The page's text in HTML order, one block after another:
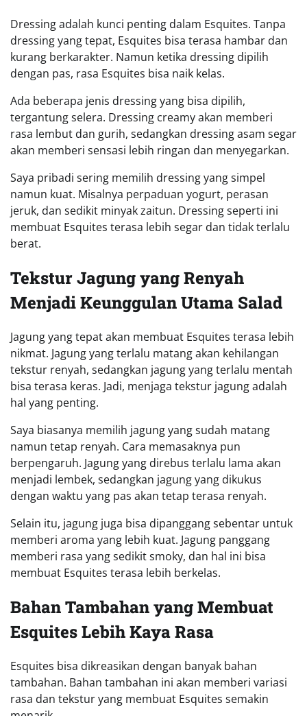
Dressing adalah kunci penting dalam Esquites. Tanpa
dressing yang tepat, Esquites bisa terasa hambar dan
kurang berkarakter. Namun ketika dressing dipilih
dengan pas, rasa Esquites bisa naik kelas.
Ada beberapa jenis dressing yang bisa dipilih,
tergantung selera. Dressing creamy akan memberi
rasa lembut dan gurih, sedangkan dressing asam segar
akan memberi sensasi lebih ringan dan menyegarkan.
Saya pribadi sering memilih dressing yang simpel
namun kuat. Misalnya perpaduan yogurt, perasan
jeruk, dan sedikit minyak zaitun. Dressing seperti ini
membuat Esquites terasa lebih segar dan tidak terlalu
berat.
Tekstur Jagung yang Renyah
Menjadi Keunggulan Utama Salad
Jagung yang tepat akan membuat Esquites terasa lebih
nikmat. Jagung yang terlalu matang akan kehilangan
tekstur renyah, sedangkan jagung yang terlalu mentah
bisa terasa keras. Jadi, menjaga tekstur jagung adalah
hal yang penting.
Saya biasanya memilih jagung yang sudah matang
namun tetap renyah. Cara memasaknya pun
berpengaruh. Jagung yang direbus terlalu lama akan
menjadi lembek, sedangkan jagung yang dikukus
dengan waktu yang pas akan tetap terasa renyah.
Selain itu, jagung juga bisa dipanggang sebentar untuk
memberi aroma yang lebih kuat. Jagung panggang
memberi rasa yang sedikit smoky, dan hal ini bisa
membuat Esquites terasa lebih berkelas.
Bahan Tambahan yang Membuat
Esquites Lebih Kaya Rasa
Esquites bisa dikreasikan dengan banyak bahan
tambahan. Bahan tambahan ini akan memberi variasi
rasa dan tekstur yang membuat Esquites semakin